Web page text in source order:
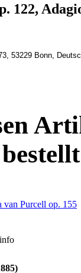
122,
53229 Bonn,
van Purcell op. 155
info